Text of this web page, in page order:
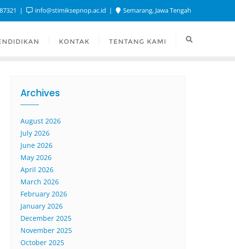
info@stimiksepnop.ac.id Semarang, Jawa Tengah
KONTAK TENTANG KAMI
Archives
August 2026
July 2026
June 2026
May 2026
April 2026
March 2026
February 2026
January 2026
December 2025
November 2025
October 2025